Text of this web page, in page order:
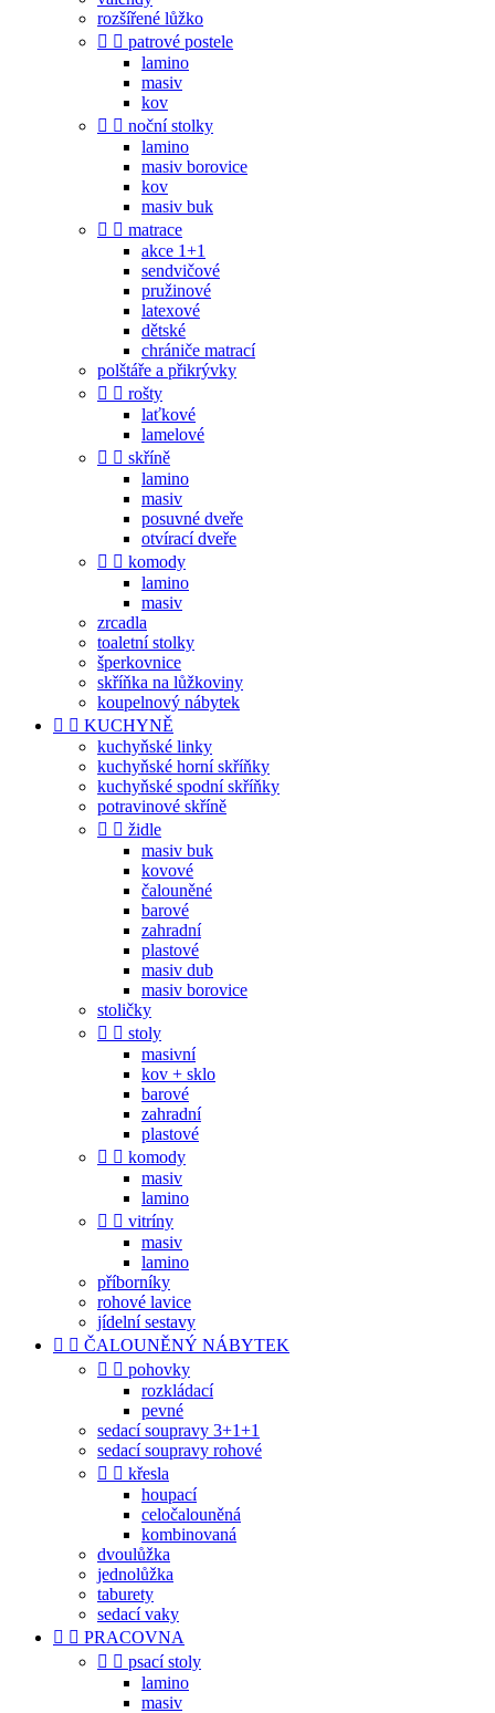
rozšířené lůžko
  patrové postele
lamino
masiv
kov
  noční stolky
lamino
masiv borovice
kov
masiv buk
  matrace
akce 1+1
sendvičové
pružinové
latexové
dětské
chrániče matrací
polštáře a přikrývky
  rošty
laťkové
lamelové
  skříně
lamino
masiv
posuvné dveře
otvírací dveře
  komody
lamino
masiv
zrcadla
toaletní stolky
šperkovnice
skříňka na lůžkoviny
koupelnový nábytek
  KUCHYNĚ
kuchyňské linky
kuchyňské horní skříňky
kuchyňské spodní skříňky
potravinové skříně
  židle
masiv buk
kovové
čalouněné
barové
zahradní
plastové
masiv dub
masiv borovice
stoličky
  stoly
masivní
kov + sklo
barové
zahradní
plastové
  komody
masiv
lamino
  vitríny
masiv
lamino
příborníky
rohové lavice
jídelní sestavy
  ČALOUNĚNÝ NÁBYTEK
  pohovky
rozkládací
pevné
sedací soupravy 3+1+1
sedací soupravy rohové
  křesla
houpací
celočalouněná
kombinovaná
dvoulůžka
jednolůžka
taburety
sedací vaky
  PRACOVNA
  psací stoly
lamino
masiv